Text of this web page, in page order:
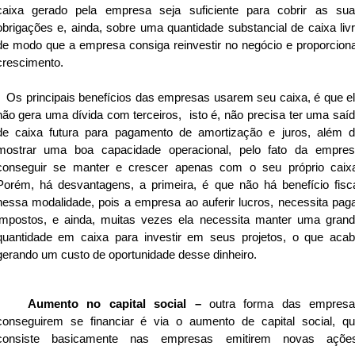
gerado pela empresa seja suficiente para cobrir as
e, ainda, sobre uma quantidade substancial de caixa
modo que a empresa consiga reinvestir no negócio e
principais benefícios das empresas usarem seu caixa, é que
gera uma dívida com terceiros, isto é, não precisa ter uma
caixa futura para pagamento de amortização e juros, além
uma boa capacidade operacional, pelo fato da
se manter e crescer apenas com o seu próprio
há desvantagens, a primeira, é que não há benefício
modalidade, pois a empresa ao auferir lucros, necessita
e ainda, muitas vezes ela necessita manter uma
em caixa para investir em seus projetos, o que
um custo de oportunidade desse dinheiro.
no capital social – outra forma das
se financiar é via o aumento de capital social,
basicamente nas empresas emitirem novas